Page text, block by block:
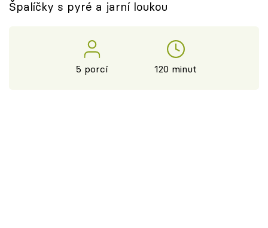
Sledujte prima+
Špalíčky s pyré a jarní loukou
5 porcí 120 minut